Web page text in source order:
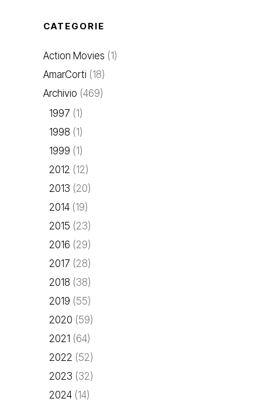
CATEGORIE
Action Movies (1)
AmarCorti (18)
Archivio (469)
1997 (1)
1998 (1)
1999 (1)
2012 (12)
2013 (20)
2014 (19)
2015 (23)
2016 (29)
2017 (28)
2018 (38)
2019 (55)
2020 (59)
2021 (64)
2022 (52)
2023 (32)
2024 (14)